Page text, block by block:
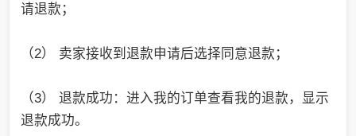
请退款；
（2） 卖家接收到退款申请后选择同意退款；
（3） 退款成功：进入我的订单查看我的退款，显示
退款成功。